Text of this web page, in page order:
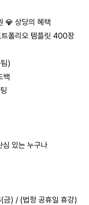
💎 상당의 혜택
폴리오 템플릿 400장
)
백
있는 누구나
) / (법정 공휴일 휴강)